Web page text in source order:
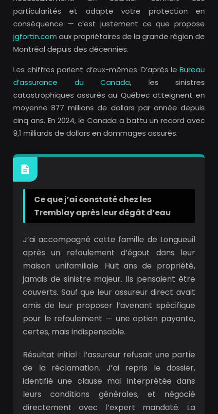
particularités et adapte votre protection en
conséquence — c’est justement ce que propose
jgfortin.com aux propriétaires de la grande région de
Montréal depuis des décennies.
Les chiffres parlent d’eux-mêmes. D’après le Bureau
d’assurance du Canada, les sinistres
catastrophiques assurés au Québec atteignent en
moyenne 877 millions de dollars par année depuis
cinq ans. En 2024, le Canada a battu un record avec
9,1 milliards de dollars en dommages assurés.
Ce que j’ai constaté chez les
Tremblay après leur dégât d’eau
J’ai accompagné cette famille de Longueuil
après un refoulement d’égout dans leur
maison unifamiliale. Huit ans de propriété,
jamais de sinistre majeur. Ils pensaient être
couverts. Sauf que leur assureur direct avait
omis de leur proposer l’avenant spécifique
pour le refoulement — une option payante,
certes, mais indispensable.
Résultat initial : l’assureur refusait une partie
de la réclamation. J’ai repris le dossier,
identifié une clause mal interprétée dans
leurs conditions générales, et négocié
directement avec l’expert mandaté. La